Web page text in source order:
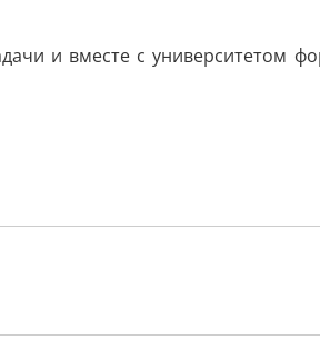
и вместе с университетом